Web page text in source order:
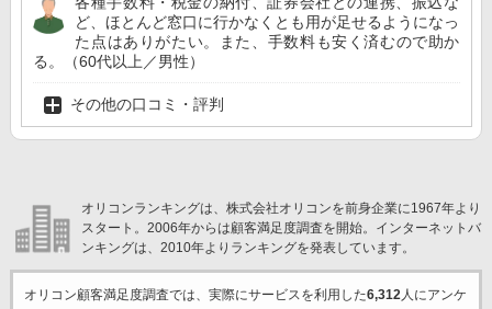
ど、ほとんど窓口に行かなくとも用が足せるようになっ
た点はありがたい。また、手数料も安く済むので助か
る。（60代以上／男性）
その他の口コミ・評判
オリコンランキングは、株式会社オリコンを前身企業に1967年より
スタート。2006年からは顧客満足度調査を開始。インターネットバ
ンキングは、2010年よりランキングを発表しています。
オリコン顧客満足度調査では、実際にサービスを利用した6,312人にアンケ